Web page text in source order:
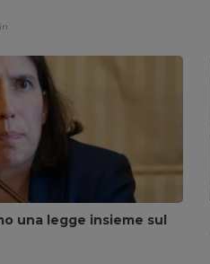
una legge insieme sul